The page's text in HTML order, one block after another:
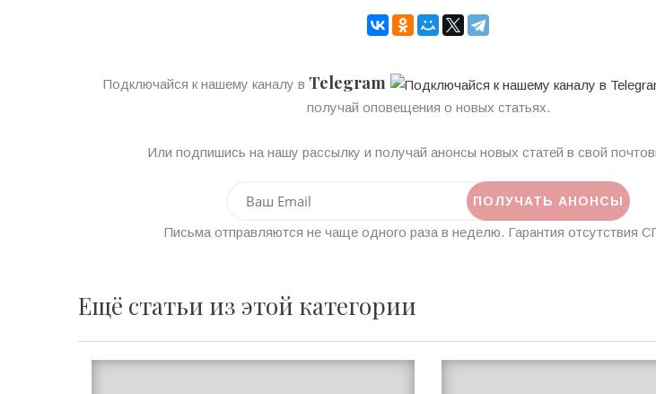
Подключайся к нашему каналу в Telegram
получай оповещения о новых статьях.
Или подпишись на нашу рассылку и получай анонсы новых статей в свой
Письма отправляются не чаще одного раза в неделю. Гарантия отсутствия
Ещё статьи из этой категории